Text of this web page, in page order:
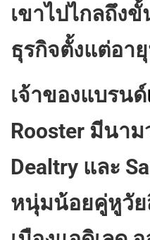
เขาไปไกลถึงขั้
ธุรกิจตั้งแต่อา
เจ้าของแบรนด์
Rooster มีนาม
Dealtry และ
หนุ่มน้อยคู่หูวัย